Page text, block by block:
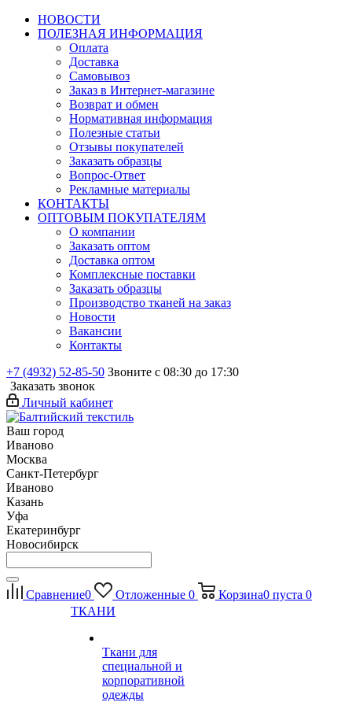
НОВОСТИ
ПОЛЕЗНАЯ ИНФОРМАЦИЯ
Оплата
Доставка
Самовывоз
Заказ в Интернет-магазине
Возврат и обмен
Нормативная информация
Полезные статьи
Отзывы покупателей
Заказать образцы
Вопрос-Ответ
Рекламные материалы
КОНТАКТЫ
ОПТОВЫМ ПОКУПАТЕЛЯМ
О компании
Заказать оптом
Доставка оптом
Комплексные поставки
Заказать образцы
Производство тканей на заказ
Новости
Вакансии
Контакты
+7 (4932) 52-85-50 Звоните с 08:30 до 17:30
Заказать звонок
Личный кабинет
Ваш город
Иваново
Москва
Санкт-Петербург
Иваново
Казань
Уфа
Екатеринбург
Новосибирск
Сравнение0 Отложенные 0 Корзина0 пуста 0
ТКАНИ
Ткани для
специальной и
корпоративной
одежды